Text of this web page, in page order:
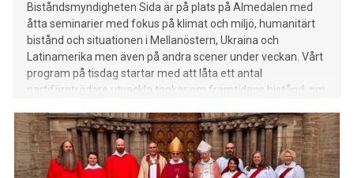
Biståndsmyndigheten Sida är på plats på Almedalen med
åtta seminarier med fokus på klimat och miljö, humanitärt
bistånd och situationen i Mellanöstern, Ukraina och
Latinamerika men även på andra scener under veckan. Vårt
program på tisdag startar med att låta ett antal
partiföreträdare utveckla tankar om framtidens bistånd, om
samtalar med Ukrainas Sverigeambassadör Svitlana
Petrivna Zalisjtjuk.